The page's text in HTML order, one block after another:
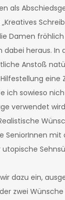
als
Damen
dabei heraus.
Anstoß
ich sowieso
verwendet
SeniorInnen
dazu ein,
zwei